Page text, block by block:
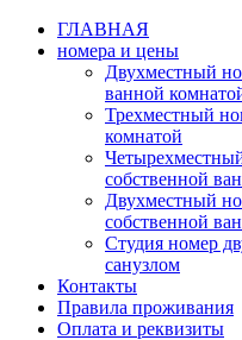
ГЛАВНАЯ
номера и цены
Двухместный
ванной
Трехместный
комнатой
собственной
Двухместный
собственной
Студия номер
санузлом
Контакты
Правила проживания
Оплата и реквизиты